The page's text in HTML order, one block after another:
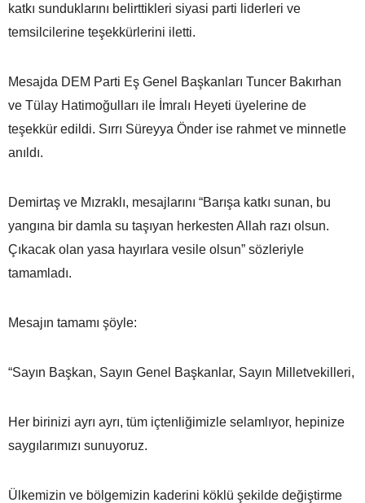
katkı sunduklarını belirttikleri siyasi parti liderleri ve
temsilcilerine teşekkürlerini iletti.
Mesajda DEM Parti Eş Genel Başkanları Tuncer Bakırhan
ve Tülay Hatimoğulları ile İmralı Heyeti üyelerine de
teşekkür edildi. Sırrı Süreyya Önder ise rahmet ve minnetle
anıldı.
Demirtaş ve Mızraklı, mesajlarını “Barışa katkı sunan, bu
yangına bir damla su taşıyan herkesten Allah razı olsun.
Çıkacak olan yasa hayırlara vesile olsun” sözleriyle
tamamladı.
Mesajın tamamı şöyle:
“Sayın Başkan, Sayın Genel Başkanlar, Sayın Milletvekilleri,
Her birinizi ayrı ayrı, tüm içtenliğimizle selamlıyor, hepinize
saygılarımızı sunuyoruz.
Ülkemizin ve bölgemizin kaderini köklü şekilde değiştirme